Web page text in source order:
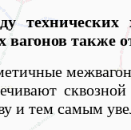
технических
вагонов также
и тем самым